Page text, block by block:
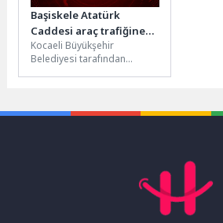
Başiskele Atatürk
Caddesi araç trafiğine
kapatıldı
Kocaeli Büyükşehir
Belediyesi tarafından
Caddesi...